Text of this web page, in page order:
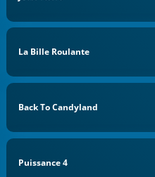
La Bille Roulante
Back To Candyland
Puissance 4